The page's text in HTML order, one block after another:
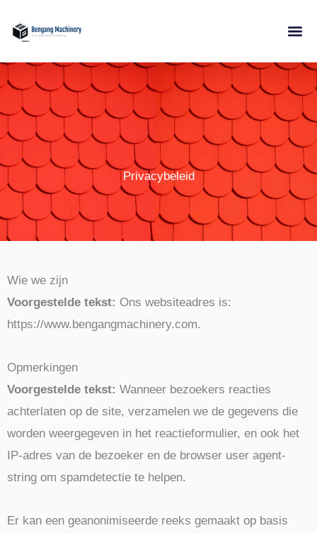
naar
Privacybeleid
Wie we zijn
Voorgestelde tekst: Ons websiteadres is:
https://www.bengangmachinery.com.
Opmerkingen
Voorgestelde tekst: Wanneer bezoekers reacties
achterlaten op de site, verzamelen we de gegevens die
worden weergegeven in het reactieformulier, en ook het
IP-adres van de bezoeker en de browser user agent-
string om spamdetectie te helpen.
Er kan een geanonimiseerde reeks gemaakt op basis